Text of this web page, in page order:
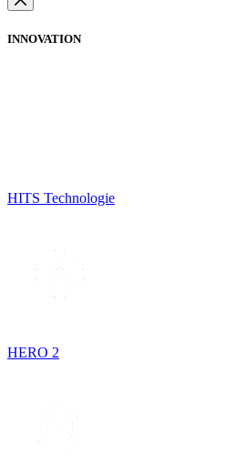
INNOVATION
HITS Technologie
HERO 2